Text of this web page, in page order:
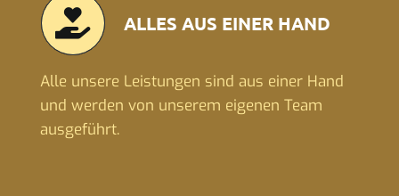
ALLES AUS EINER HAND
Alle unsere Leistungen sind aus einer Hand
und werden von unserem eigenen Team
ausgeführt.